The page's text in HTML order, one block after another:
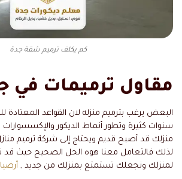
كم يكلف ترميم شقة جدة
مقاول ترميمات في
البعض يرغب بترميم منزله لان القواعد المعتادة
سنوات كثيرة وتطور أنماط الديكور والإكسسوارات
منزلك قد أصبح قديم ويحتاج إلى شركة ترميم
لذلك فالتعامل معنا هوه الحل الصحيح حيث قد
لمنزلك ونجعلك تستمتع بمنزلك من جديد ,